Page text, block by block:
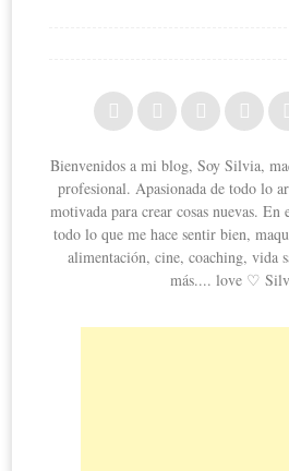
Bienvenidos a mi blog, Soy Silvia,
profesional. Apasionada de todo lo
motivada para crear cosas nuevas. En
todo lo que me hace sentir bien,
alimentación, cine, coaching, vida
más.... love ♡